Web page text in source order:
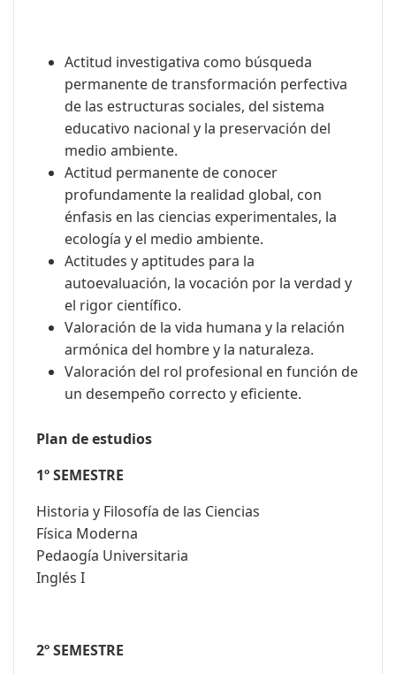
Actitud investigativa como búsqueda
permanente de transformación perfectiva
de las estructuras sociales, del sistema
educativo nacional y la preservación del
medio ambiente.
Actitud permanente de conocer
profundamente la realidad global, con
énfasis en las ciencias experimentales, la
ecología y el medio ambiente.
Actitudes y aptitudes para la
autoevaluación, la vocación por la verdad y
el rigor científico.
Valoración de la vida humana y la relación
armónica del hombre y la naturaleza.
Valoración del rol profesional en función de
un desempeño correcto y eficiente.
Plan de estudios
1º SEMESTRE
Historia y Filosofía de las Ciencias
Física Moderna
Pedaogía Universitaria
Inglés I
2º SEMESTRE